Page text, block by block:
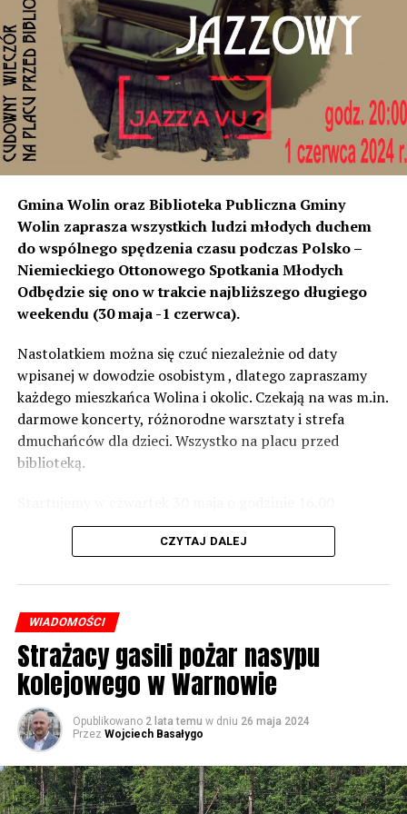
miejscowości od strony Świnoujścia, czyli tam
rozumiemy, że natężenie dźwięku wystarczyło do ich
instalacji, to na tym odcinku generują dokładnie ten sam
poziom dźwięku co tam. Sprawdzałyśmy, że odległość
naszych nieruchomości od drogi jest taka sama, a nawet
w stosunku do niektórych mniejsza niż tych, które są na
początku miejscowości chronione ekranami – mówi
Jolanta Podhajska.
Przedstawiciel GDDKiA mówi, że po roku od oddania
inwestycji będzie przeprowadzona ponowna analiza
hałasu, jeśli decybeli będzie więcej niż sądzono –
wówczas ekrany zostaną zamontowane.
– Jeżeli wyjdzie na to, że są przekroczone normy, to
zabezpieczeń. Dopóki nie będzie tych przekroczonych
norm dopuszczalnego hałasu, no to nie możemy nic
zrobić. Tam są odpowiednie normy – 61 i 56 decybeli –
zaznacza.
Foto: Wojciech Basałygo
Gmina Wolin oraz Biblioteka Publiczna Gminy
Wolin zaprasza wszystkich ludzi młodych duchem
do wspólnego spędzenia czasu podczas Polsko –
Niemieckiego Ottonowego Spotkania Młodych
Odbędzie się ono w trakcie najbliższego długiego
weekendu (30 maja -1 czerwca).
Nastolatkiem można się czuć niezależnie od daty
wpisanej w dowodzie osobistym , dlatego zapraszamy
każdego mieszkańca Wolina i okolic. Czekają na was m.in.
darmowe koncerty, różnorodne warsztaty i strefa
dmuchańców dla dzieci. Wszystko na placu przed
biblioteką.
występami zespołów „Yellow” i „Specyficzni”.
CZYTAJ DALEJ
WIADOMOŚCI
Strażacy gasili pożar nasypu
kolejowego w Warnowie
Opublikowano 2 lata temu w dniu 26 maja 2024
Przez Wojciech Basałygo